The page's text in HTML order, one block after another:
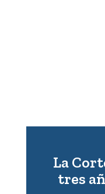
La
tres